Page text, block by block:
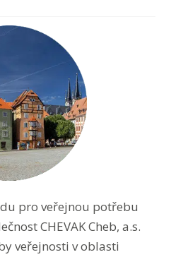
pro veřejnou potřebu
CHEVAK Cheb, a.s.
veřejnosti v oblasti